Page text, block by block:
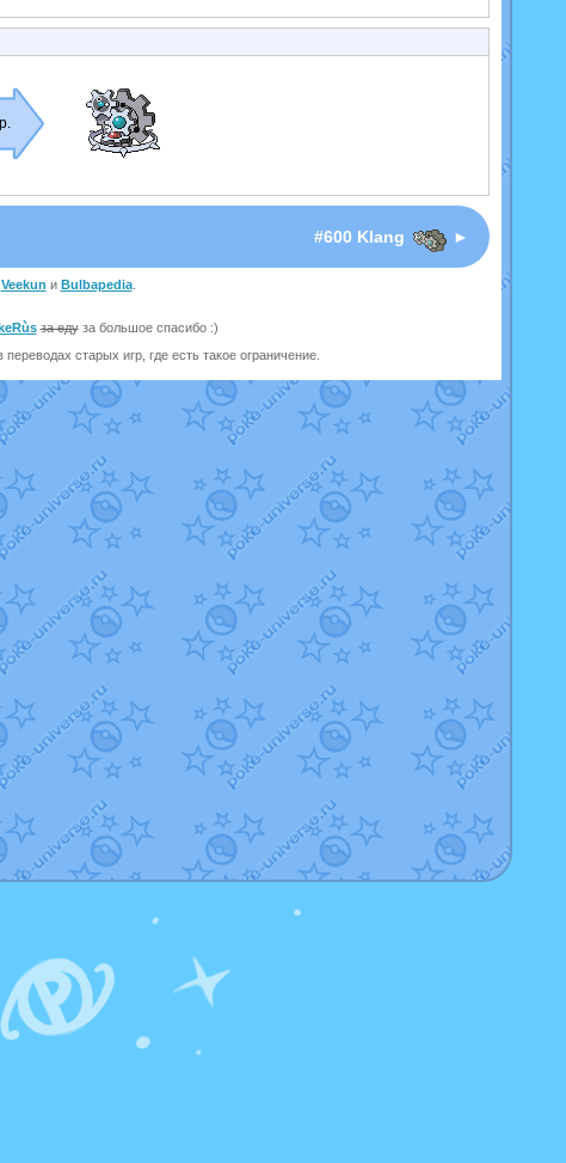
#600 Klang ►
Veekun и Bulbapedia.
за едуза большое спасибо :)
старых игр, где есть такое ограничение.